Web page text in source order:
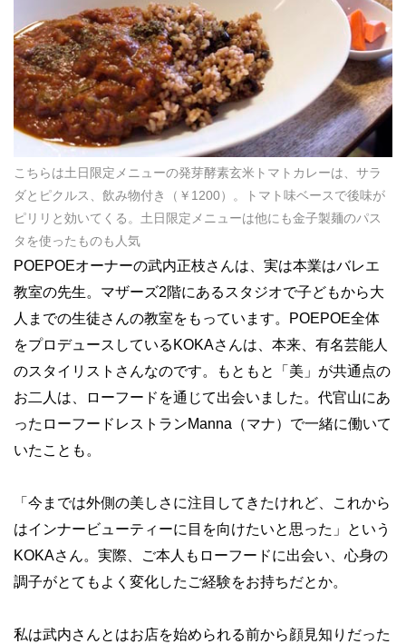
こちらは土日限定メニューの発芽酵素玄米トマトカレーは、サラ
ダとピクルス、飲み物付き（￥1200）。トマト味ベースで後味が
ピリリと効いてくる。土日限定メニューは他にも金子製麺のパス
タを使ったものも人気
POEPOEオーナーの武内正枝さんは、実は本業はバレエ
教室の先生。マザーズ2階にあるスタジオで子どもから大
人までの生徒さんの教室をもっています。POEPOE全体
をプロデュースしているKOKAさんは、本来、有名芸能人
のスタイリストさんなのです。もともと「美」が共通点の
お二人は、ローフードを通じて出会いました。代官山にあ
ったローフードレストランManna（マナ）で一緒に働いて
いたことも。
「今までは外側の美しさに注目してきたけれど、これから
はインナービューティーに目を向けたいと思った」という
KOKAさん。実際、ご本人もローフードに出会い、心身の
調子がとてもよく変化したご経験をお持ちだとか。
私は武内さんとはお店を始められる前から顔見知りだった